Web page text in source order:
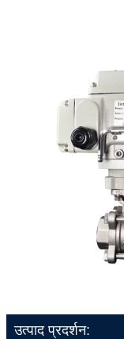
उत्पाद प्रदर्शन: